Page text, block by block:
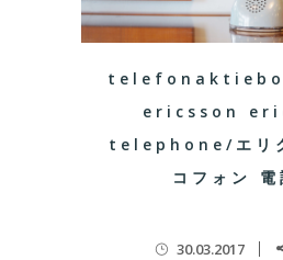
ericsson
telephone/エリ
コフォン 電
30.03.2017